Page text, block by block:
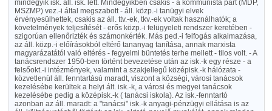
mindegyik isk. áll. isk. lett. Mindegyikben csakis - a kommunista párt (MDP,
MSZMP) vez.-i által megszabott - áll. közp.-i tanügyi elvek
érvényesülhettek, csakis az áll. ttv.-ek, tkv.-ek voltak használhatók; a
követelmények teljesítését - erős közp.-i felügyeleti rendszer keretében -
szigorúan ellenőrizték és számonkérték. Más ped.-i felfogás alkalmazása,
az áll. közp.-i előírásokból eltérő tananyag tanítása, annak marxista
magyarázatától való eltérés - fegyelmi büntetés terhe mellett - tilos volt. - A
tanácsrendszer 1950-ben történt bevezetése után az isk.-k egy része - a
felsőokt.-i intézmények, valamint a szakjellegű középisk.-k hálózata -
közvetlenül áll. fenntartású maradt, viszont a községi, városi tanácsok
kezelésébe kerültek a helyi ált. isk.-k, a városi és megyei tanácsok
kezelésébe pedig a középisk.-k ( tanácsi iskola). Az isk.-fenntartó
azonban az áll. maradt: a "tanácsi" isk.-k anyagi-pénzügyi ellátása is az